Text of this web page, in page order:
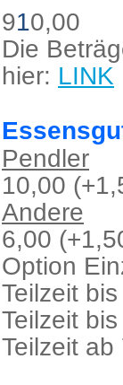
910,00
Die
hier: LINK
Pendler
10,00
Andere
6,00
Option
Teilzeit
Teilzeit
Teilzeit